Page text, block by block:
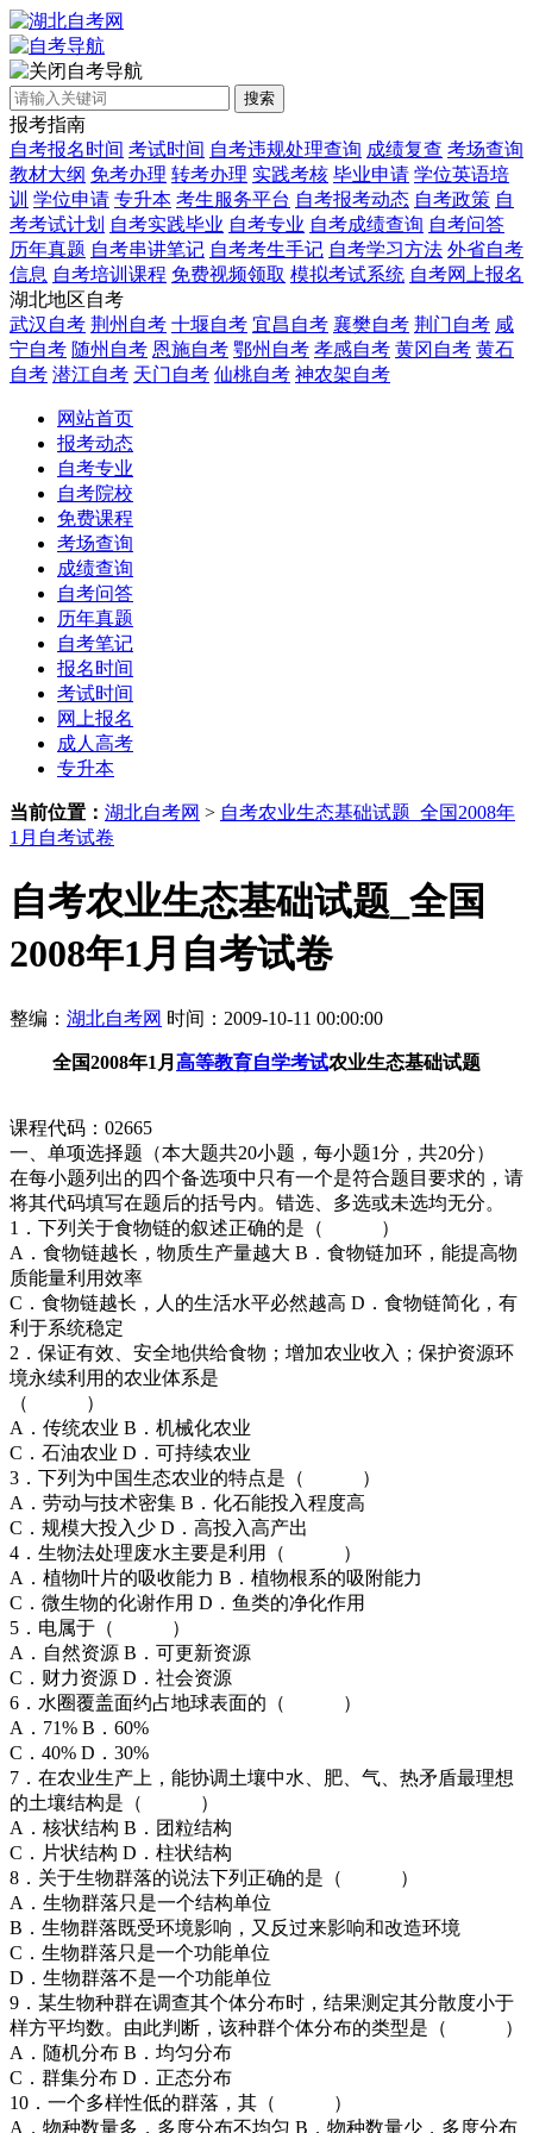
自考导航
搜索
报考指南
自考报名时间 考试时间 自考违规处理查询 成绩复查 考场查询
教材大纲 免考办理 转考办理 实践考核 毕业申请 学位英语培
训 学位申请 专升本 考生服务平台 自考报考动态 自考政策 自
考考试计划 自考实践毕业 自考专业 自考成绩查询 自考问答
历年真题 自考串讲笔记 自考考生手记 自考学习方法 外省自考
信息 自考培训课程 免费视频领取 模拟考试系统 自考网上报名
湖北地区自考
武汉自考 荆州自考 十堰自考 宜昌自考 襄樊自考 荆门自考 咸
宁自考 随州自考 恩施自考 鄂州自考 孝感自考 黄冈自考 黄石
自考 潜江自考 天门自考 仙桃自考 神农架自考
网站首页
报考动态
自考专业
自考院校
免费课程
考场查询
成绩查询
自考问答
历年真题
自考笔记
报名时间
考试时间
网上报名
成人高考
专升本
当前位置： 湖北自考网 > 自考农业生态基础试题_全国2008年
1月自考试卷
自考农业生态基础试题_全国
2008年1月自考试卷
整编： 湖北自考网 时间：2009-10-11 00:00:00
全国2008年1月 高等教育自学考试农业生态基础试题
课程代码：02665
一、单项选择题（本大题共20小题，每小题1分，共20分）
在每小题列出的四个备选项中只有一个是符合题目要求的，请
将其代码填写在题后的括号内。错选、多选或未选均无分。
1．下列关于食物链的叙述正确的是（ ）
A．食物链越长，物质生产量越大 B．食物链加环，能提高物
质能量利用效率
C．食物链越长，人的生活水平必然越高 D．食物链简化，有
利于系统稳定
2．保证有效、安全地供给食物；增加农业收入；保护资源环
境永续利用的农业体系是
（ ）
A．传统农业 B．机械化农业
C．石油农业 D．可持续农业
3．下列为中国生态农业的特点是（ ）
A．劳动与技术密集 B．化石能投入程度高
C．规模大投入少 D．高投入高产出
4．生物法处理废水主要是利用（ ）
A．植物叶片的吸收能力 B．植物根系的吸附能力
C．微生物的化谢作用 D．鱼类的净化作用
5．电属于（ ）
A．自然资源 B．可更新资源
C．财力资源 D．社会资源
6．水圈覆盖面约占地球表面的（ ）
A．71% B．60%
C．40% D．30%
7．在农业生产上，能协调土壤中水、肥、气、热矛盾最理想
的土壤结构是（ ）
A．核状结构 B．团粒结构
C．片状结构 D．柱状结构
8．关于生物群落的说法下列正确的是（ ）
A．生物群落只是一个结构单位
B．生物群落既受环境影响，又反过来影响和改造环境
C．生物群落只是一个功能单位
D．生物群落不是一个功能单位
9．某生物种群在调查其个体分布时，结果测定其分散度小于
样方平均数。由此判断，该种群个体分布的类型是（ ）
A．随机分布 B．均匀分布
C．群集分布 D．正态分布
10．一个多样性低的群落，其（ ）
A．物种数量多，多度分布不均匀 B．物种数量少，多度分布